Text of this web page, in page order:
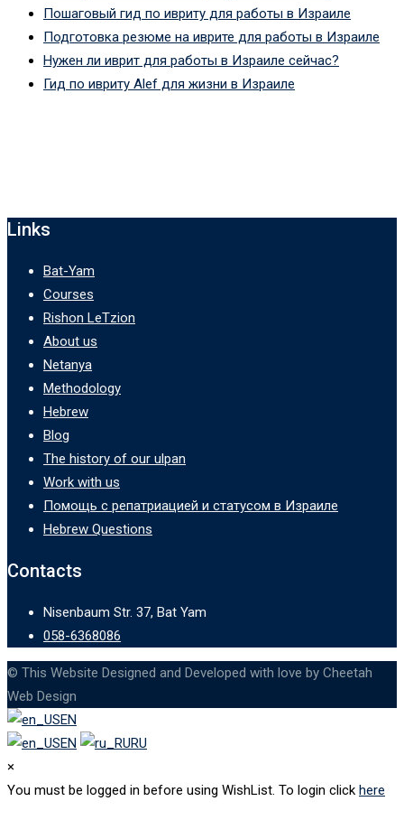
Пошаговый гид по ивриту для работы в Израиле
Подготовка резюме на иврите для работы в Израиле
Нужен ли иврит для работы в Израиле сейчас?
Гид по ивриту Alef для жизни в Израиле
Links
Bat-Yam
Courses
Rishon LeTzion
About us
Netanya
Methodology
Hebrew
Blog
The history of our ulpan
Work with us
Помощь с репатриацией и статусом в Израиле
Hebrew Questions
Contacts
Nisenbaum Str. 37, Bat Yam
058-6368086
© This Website Designed and Developed with love by Cheetah
Web Design
EN
EN
RU
×
You must be logged in before using WishList. To login click here